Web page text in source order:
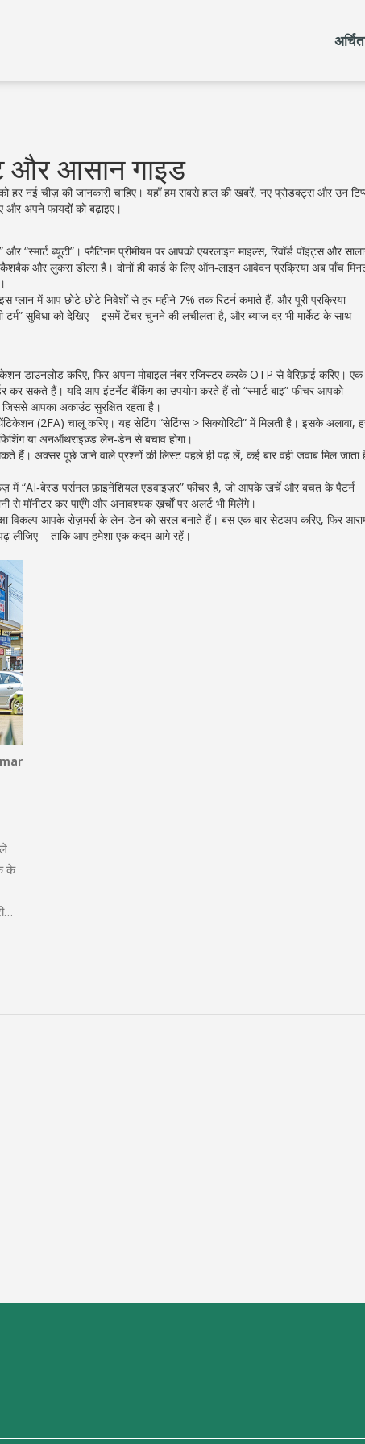
और आसान गाइड
नई चीज़ की जानकारी चाहिए। यहाँ हम सबसे हाल की खबरें, नए प्रोडक्ट्स और उन
अपने फायदों को बढ़ाइए।
“स्मार्ट ब्यूटी”। प्लैटिनम प्रीमीयम पर आपको एयरलाइन माइल्स, रिवॉर्ड पॉइंट्स और
और लुकरा डील्स हैं। दोनों ही कार्ड के लिए ऑन‑लाइन आवेदन प्रक्रिया अब पाँच
में आप छोटे‑छोटे निवेशों से हर महीने 7% तक रिटर्न कमाते हैं, और पूरी प्रक्रिया
सुविधा को देखिए – इसमें टेंचर चुनने की लचीलता है, और ब्याज दर भी मार्केट के साथ
डाउनलोड करिए, फिर अपना मोबाइल नंबर रजिस्टर करके OTP से वेरिफ़ाई करिए। एक
सकते हैं। यदि आप इंटर्नेट बैंकिंग का उपयोग करते हैं तो “स्मार्ट बाइ” फीचर आपको
जिससे आपका अकाउंट सुरक्षित रहता है।
(2FA) चालू करिए। यह सेटिंग “सेटिंग्स > सिक्योरिटी” में मिलती है। इसके अलावा,
या अनऑथराइज़्ड लेन‑डेन से बचाव होगा।
अक्सर पूछे जाने वाले प्रश्नों की लिस्ट पहले ही पढ़ लें, कई बार वही जवाब मिल जाता
में “AI‑बेस्ड पर्सनल फ़ाइनेंशियल एडवाइज़र” फीचर है, जो आपके खर्चे और बचत के पैटर्न
मॉनीटर कर पाएँगे और अनावश्यक ख़र्चों पर अलर्ट भी मिलेंगे।
विकल्प आपके रोज़मर्रा के लेन‑डेन को सरल बनाते हैं। बस एक बार सेटअप करिए, फिर
लीजिए – ताकि आप हमेशा एक कदम आगे रहें।
के